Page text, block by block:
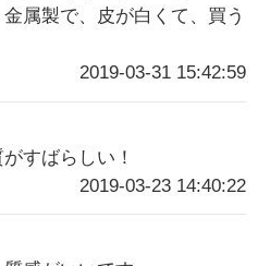
属製で、皮が白くて、買う
2019-03-31 15:42:59
すばらしい！
2019-03-23 14:40:22